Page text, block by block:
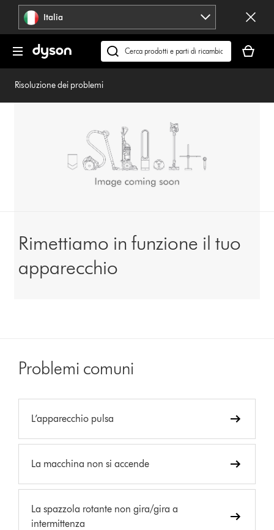
navigazione Italia
Cerca
su
carrello
è
Risoluzione dei problemi
Rimettiamo in funzione il tuo
apparecchio
Problemi comuni
L’apparecchio pulsa
La macchina non si accende
La spazzola rotante non gira/gira a
intermittenza